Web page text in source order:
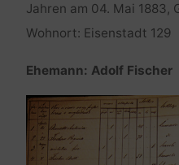
Jahren am 04. Mai
Wohnort: Eisenstadt 129
Ehemann: Adolf Fischer